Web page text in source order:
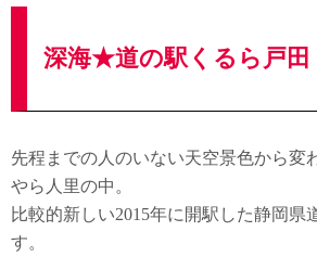
深海★道の駅くるら戸田
先程までの人のいない天空景色から変
やら人里の中。
比較的新しい2015年に開駅した静岡県
す。